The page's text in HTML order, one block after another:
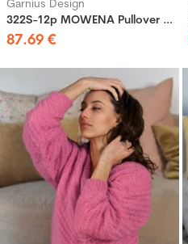
322S-12p MOWENA Pullover Lila
87.69 €